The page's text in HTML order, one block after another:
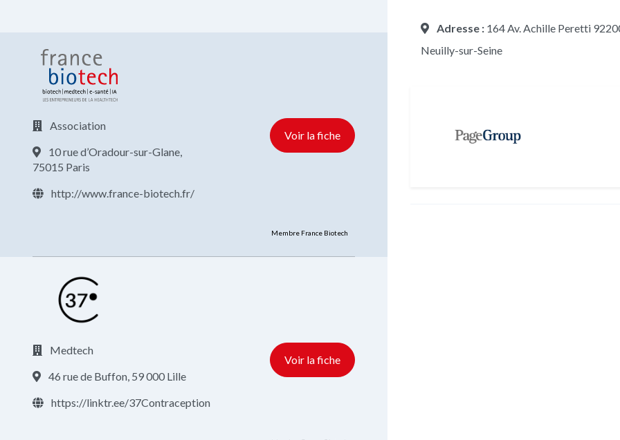
Association
10 rue d’Oradour-sur-Glane,
75015 Paris
http://www.france-biotech.fr/
Voir la fiche
Membre France Biotech
Medtech
46 rue de Buffon, 59 000 Lille
https://linktr.ee/37Contraception
Voir la fiche
Adresse : 164 Av. Achille Peretti
Neuilly-sur-Seine